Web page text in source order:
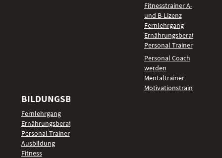
Fitnesstrainer A-
und B-Lizenz
Fernlehrgang
Ernährungsberater
Personal Trainer
Personal Coach
werden
Mentaltrainer
Motivationstrainer
BILDUNGSBEREICHE
Fernlehrgang
Ernährungsberater
Personal Trainer
Ausbildung
Fitness